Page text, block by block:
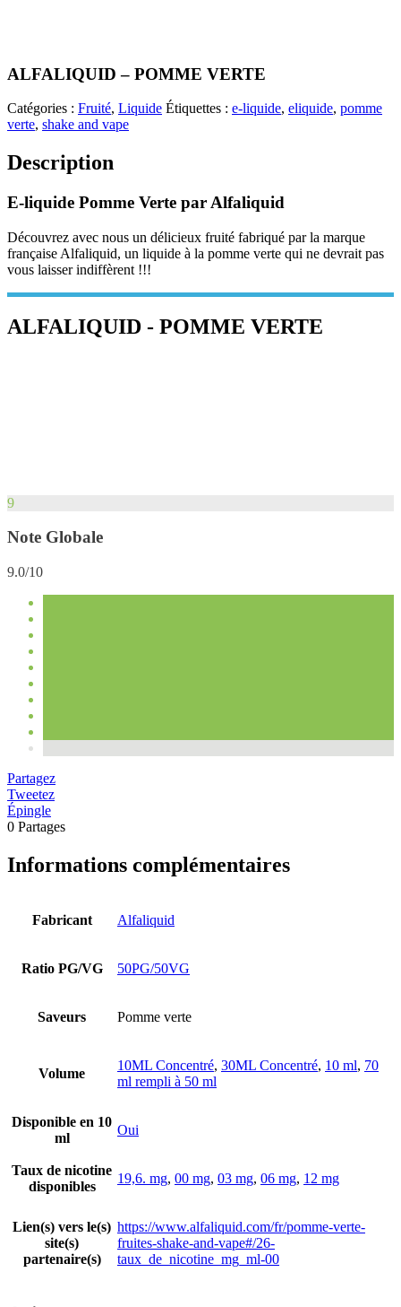
ALFALIQUID – POMME VERTE
Catégories : Fruité, Liquide Étiquettes : e-liquide, eliquide, pomme
verte, shake and vape
Description
E-liquide Pomme Verte par Alfaliquid
Découvrez avec nous un délicieux fruité fabriqué par la marque
française Alfaliquid, un liquide à la pomme verte qui ne devrait pas
vous laisser indiffèrent !!!
ALFALIQUID - POMME VERTE
9
Note Globale
9.0/10
Partagez
Tweetez
Épingle
0 Partages
Informations complémentaires
Fabricant Alfaliquid
Ratio PG/VG 50PG/50VG
Saveurs Pomme verte
Volume
10ML Concentré, 30ML Concentré, 10 ml, 70
ml rempli à 50 ml
Disponible en 10
ml
Oui
Taux de nicotine
disponibles
19,6. mg, 00 mg, 03 mg, 06 mg, 12 mg
Lien(s) vers le(s)
site(s)
partenaire(s)
https://www.alfaliquid.com/fr/pomme-verte-
fruites-shake-and-vape#/26-
taux_de_nicotine_mg_ml-00